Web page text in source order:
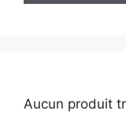
r
Aucun produit